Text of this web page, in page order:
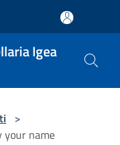
Igea
>
your name